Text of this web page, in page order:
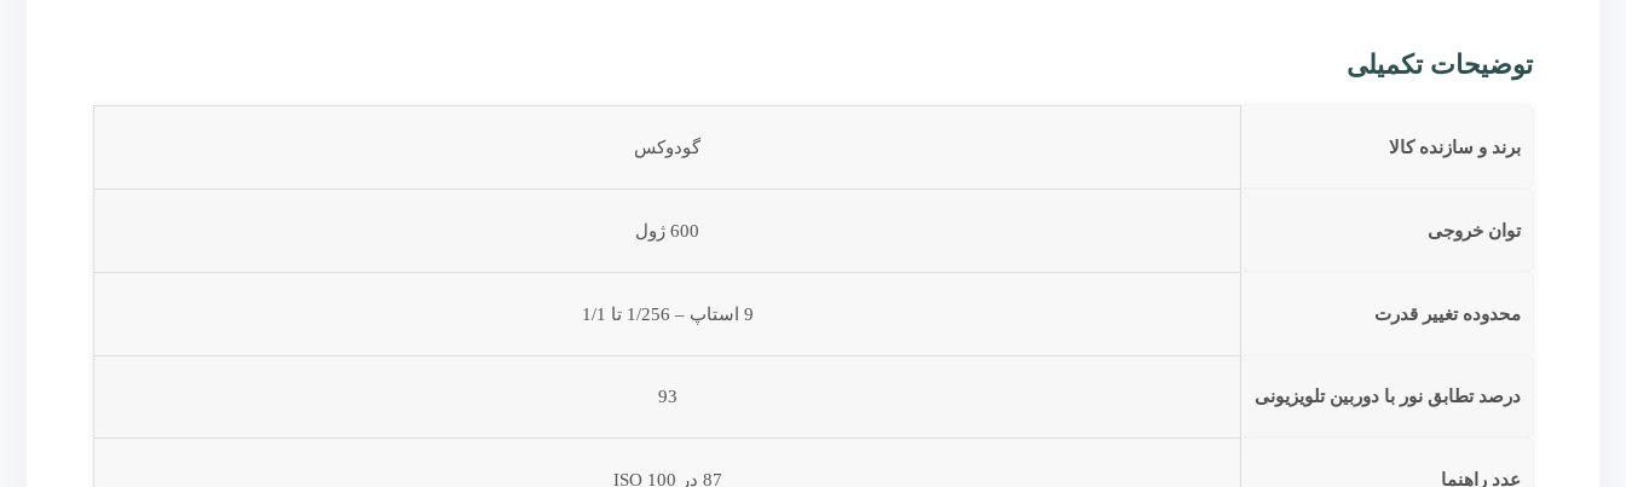
توضیحات تکمیلی
برند و سازنده کالا گودوکس
توان خروجی 600 ژول
محدوده تغییر قدرت 9 استاپ – 1/256 تا 1/1
درصد تطابق نور با دوربین تلویزیونی 93
عدد راهنما 87 در ISO 100